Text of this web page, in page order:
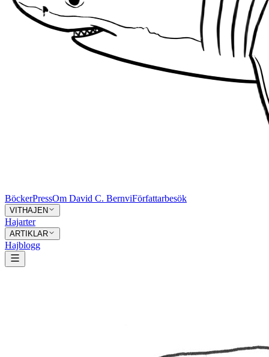
BöckerPressOm David C. BernviFörfattarbesök
VITHAJEN
Hajarter
ARTIKLAR
Hajblogg